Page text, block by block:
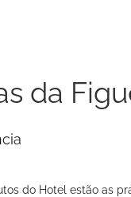
da
do Hotel estão as